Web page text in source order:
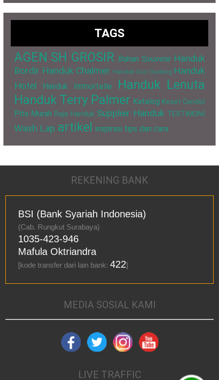
TAGS
AGEN SH GROSIR Bahan Souvenir Handuk
Bordir Handuk Chalmer Handuk Cuci Gudang Handuk
Hotel
Handuk Immortelle
Handuk Lenuta
Handuk Terry Palmer Katalog Keset Cendol
Pita Murah Raja Handuk Supplier Handuk TESTIMONI
Wash Lap artikel inspirasi tips dan cara
REKENING BANK
BSI (Bank Syariah Indonesia)
(Cab. Rungkut Surabaya)
1035-423-946
Mafula Oktriandra
[kode transfer dari lain bank:422]
MEDIA SOSIAL KAMI
LIVE TRAFFIC